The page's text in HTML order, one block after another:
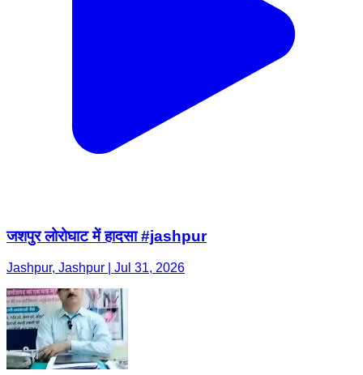
जशपुर लोरोघाट में हादसा #jashpur
Jashpur, Jashpur | Jul 31, 2026